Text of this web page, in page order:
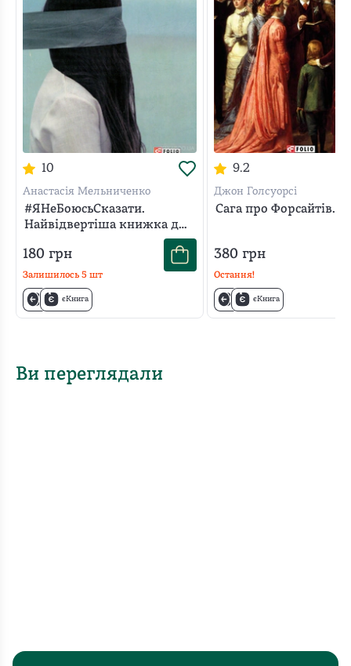
10
Анастасія Мельниченко
#ЯНеБоюсьСказати.
Найвідвертіша книжка для
180 грн
Залишилось 5 шт
єКнига
9.2
Джон Голсуорсі
Сага про Форсайтів.
380грн
Остання!
єКнига
Ви переглядали